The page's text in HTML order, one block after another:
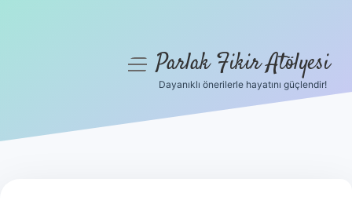
menüyüParlak Fikir Atölyesi
Dayanıklı önerilerle hayatını güçlendir!